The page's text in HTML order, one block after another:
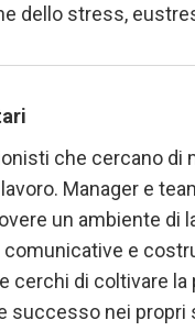
dello stress,
che cercano di
Manager e
un ambiente di
comunicative e
cerchi di coltivare
successo nei